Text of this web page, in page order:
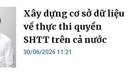
Xây dựng cơ sở dữ liệu
về thực thi quyền
SHTT trên cả nước
30/06/2026 11:21